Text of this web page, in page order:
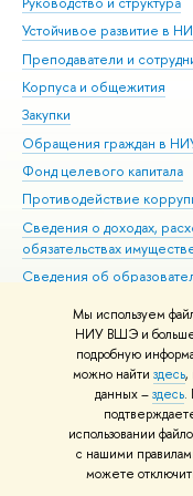
Мы используем
НИУ ВШЭ и
подробную
можно найти здесь,
данных –здесь.
использовании
с нашими
можете
Устойчивое развитие в
Преподаватели и
Корпуса и общежития
Закупки
Обращения граждан в
Фонд целевого капитала
Противодействие
Сведения о доходах,
обязательствах
Сведения об
Людям с ограниченными
Единая платежная
Работа в Вышке
© НИУ ВШЭ 1993–2026
материалов Политика
Шрифты HSE Sans и HSE